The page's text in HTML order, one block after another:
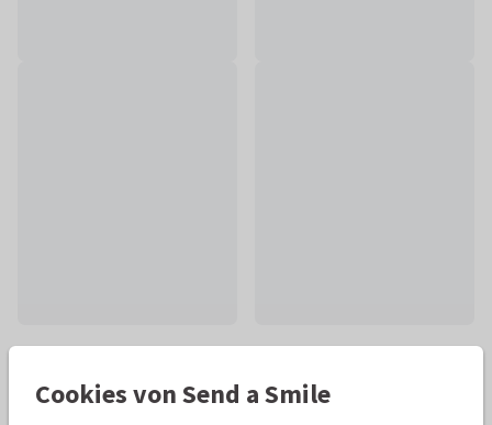
Schöne Extras zu deiner Karte
Cookies von Send a Smile